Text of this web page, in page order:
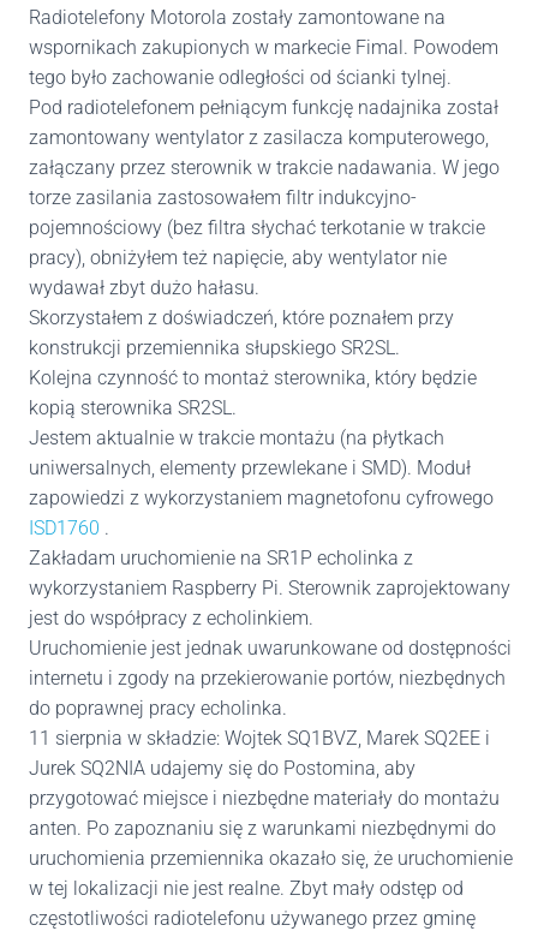
Radiotelefony Motorola zostały zamontowane na
wspornikach zakupionych w markecie Fimal. Powodem
tego było zachowanie odległości od ścianki tylnej.
Pod radiotelefonem pełniącym funkcję nadajnika został
zamontowany wentylator z zasilacza komputerowego,
załączany przez sterownik w trakcie nadawania. W jego
torze zasilania zastosowałem filtr indukcyjno-
pojemnościowy (bez filtra słychać terkotanie w trakcie
pracy), obniżyłem też napięcie, aby wentylator nie
wydawał zbyt dużo hałasu.
Skorzystałem z doświadczeń, które poznałem przy
konstrukcji przemiennika słupskiego SR2SL.
Kolejna czynność to montaż sterownika, który będzie
kopią sterownika SR2SL.
Jestem aktualnie w trakcie montażu (na płytkach
uniwersalnych, elementy przewlekane i SMD). Moduł
zapowiedzi z wykorzystaniem magnetofonu cyfrowego
ISD1760 .
Zakładam uruchomienie na SR1P echolinka z
wykorzystaniem Raspberry Pi. Sterownik zaprojektowany
jest do współpracy z echolinkiem.
Uruchomienie jest jednak uwarunkowane od dostępności
internetu i zgody na przekierowanie portów, niezbędnych
do poprawnej pracy echolinka.
11 sierpnia w składzie: Wojtek SQ1BVZ, Marek SQ2EE i
Jurek SQ2NIA udajemy się do Postomina, aby
przygotować miejsce i niezbędne materiały do montażu
anten. Po zapoznaniu się z warunkami niezbędnymi do
uruchomienia przemiennika okazało się, że uruchomienie
w tej lokalizacji nie jest realne. Zbyt mały odstęp od
częstotliwości radiotelefonu używanego przez gminę